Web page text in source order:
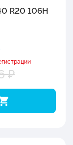
R20 106H
₽